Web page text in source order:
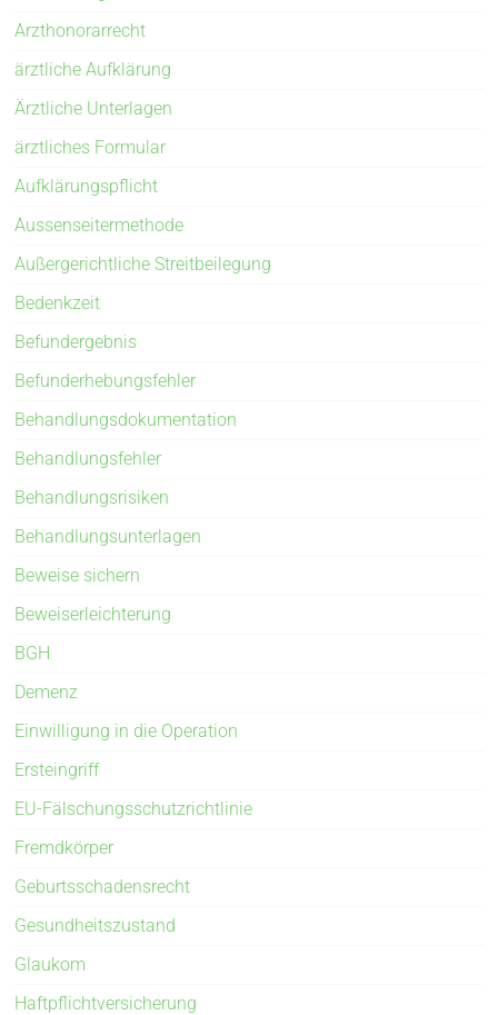
Arzthonorarrecht
ärztliche Aufklärung
Ärztliche Unterlagen
ärztliches Formular
Aufklärungspflicht
Aussenseitermethode
Außergerichtliche Streitbeilegung
Bedenkzeit
Befundergebnis
Befunderhebungsfehler
Behandlungsdokumentation
Behandlungsfehler
Behandlungsrisiken
Behandlungsunterlagen
Beweise sichern
Beweiserleichterung
BGH
Demenz
Einwilligung in die Operation
Ersteingriff
EU-Fälschungsschutzrichtlinie
Fremdkörper
Geburtsschadensrecht
Gesundheitszustand
Glaukom
Haftpflichtversicherung